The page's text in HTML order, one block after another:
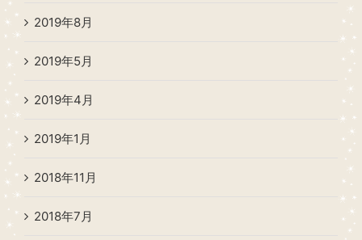
2019年8月
2019年5月
2019年4月
2019年1月
2018年11月
2018年7月